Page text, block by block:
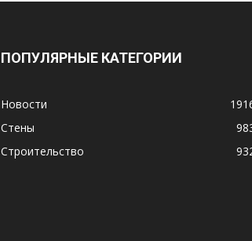
ПОПУЛЯРНЫЕ КАТЕГОРИИ
Новости
Стены
Строительство